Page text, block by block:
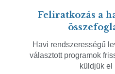
Feliratkozás a
Havi rendszerességű
választott programok
küldjük el